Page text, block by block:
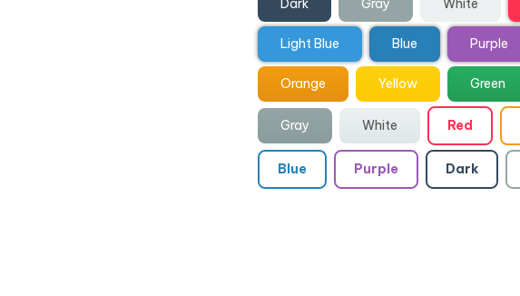
Dark Gray White
Light Blue Blue Purple
Orange Yellow Green
Gray White Red
Blue Purple Dark